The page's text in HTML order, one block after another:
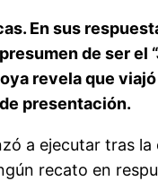
En sus
de ser el
revela que
presentación.
a ejecutar tras
recato en